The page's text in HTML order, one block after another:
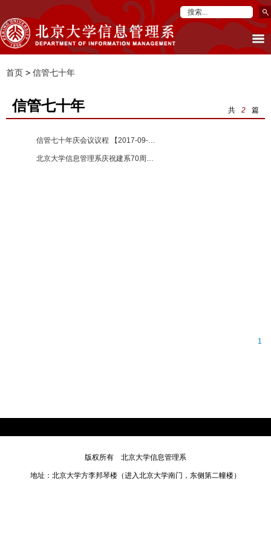
首页 > 信管七十年
信管七十年 共 2 篇
信管七十年庆会议议程 【2017-09-23】
北京大学信息管理系庆祝建系70周年 【2017-09-23】
1
版权所有 北京大学信息管理系
地址：北京大学方李邦琴楼（进入北京大学南门，东侧第二幢楼）